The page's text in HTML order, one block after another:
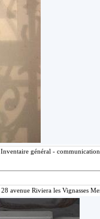
général -
avenue Riviera les Vignasses